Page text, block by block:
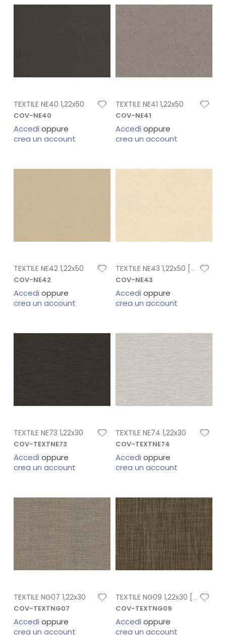
TEXTILE NE40 1,22x50
COV-NE40
Accedi oppure
crea un account
TEXTILE NE41 1,22x50
COV-NE41
Accedi oppure
crea un account
TEXTILE NE42 1,22x50
COV-NE42
Accedi oppure
crea un account
TEXTILE NE43 1,22x50 [R]
COV-NE43
Accedi oppure
crea un account
TEXTILE NE73 1,22x30
COV-TEXTNE73
Accedi oppure
crea un account
TEXTILE NE74 1,22x30
COV-TEXTNE74
Accedi oppure
crea un account
TEXTILE NG07 1,22x30
COV-TEXTNG07
Accedi oppure
crea un account
TEXTILE NG09 1,22x30 [R]
COV-TEXTNG09
Accedi oppure
crea un account